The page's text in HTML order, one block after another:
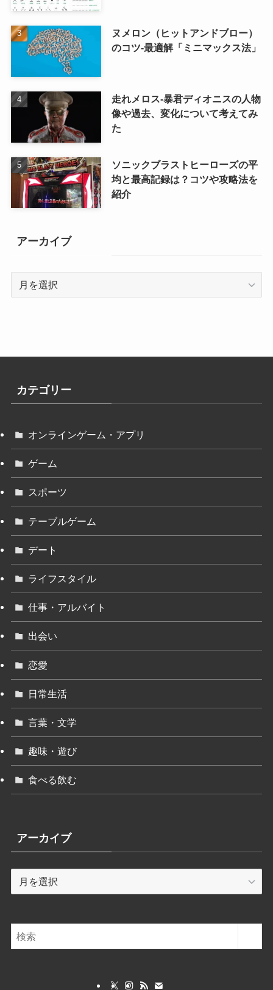
ヌメロン（ヒットアンドブロー）
のコツ-最適解「ミニマックス法」
走れメロス‐暴君ディオニスの人物
像や過去、変化について考えてみ
た
ソニックブラストヒーローズの平
均と最高記録は？コツや攻略法を
紹介
アーカイブ
カテゴリー
オンラインゲーム・アプリ
ゲーム
スポーツ
テーブルゲーム
デート
ライフスタイル
仕事・アルバイト
出会い
恋愛
日常生活
言葉・文学
趣味・遊び
食べる飲む
アーカイブ
ブ